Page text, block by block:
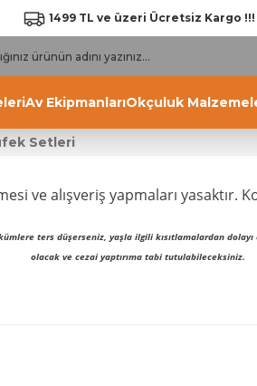
1499 TL ve üzeri Ücretsiz Kargo !!!
Av EkipmanlarıOkçuluk
Setleri
ve alışveriş yapmaları
ters düşerseniz, yaşla ilgili kısıtlamalardan
olacak ve cezai yaptırıma tabi tutulabileceksiniz.